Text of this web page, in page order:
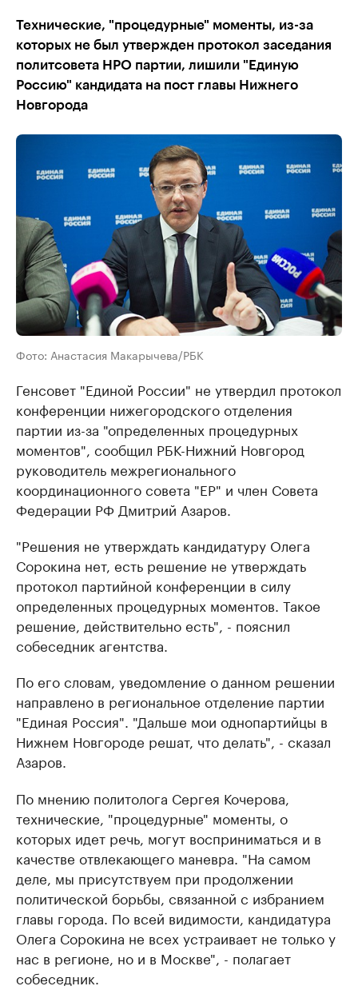
Технические, "процедурные" моменты, из-за
которых не был утвержден протокол заседания
политсовета НРО партии, лишили "Единую
Россию" кандидата на пост главы Нижнего
Новгорода
Фото: Анастасия Макарычева/РБК
Генсовет "Единой России" не утвердил протокол
конференции нижегородского отделения
партии из-за "определенных процедурных
моментов", сообщил РБК-Нижний Новгород ​
руководитель межрегионального
координационного совета "ЕР" и член Совета
Федерации РФ Дмитрий Азаров.
"Решения не утверждать кандидатуру Олега
Сорокина нет, есть решение не утверждать
протокол партийной конференции в силу
определенных процедурных моментов. Такое
решение, действительно есть", - пояснил
собеседник агентства.
По его словам, уведомление о данном решении
направлено в региональное отделение партии
"Единая Россия". "Дальше мои однопартийцы в
Нижнем Новгороде решат, что делать", - сказал
Азаров.
По мнению политолога Сергея Кочерова,
технические, "процедурные" моменты, о
которых идет речь, могут восприниматься и в
качестве отвлекающего маневра. "На самом
деле, мы присутствуем при продолжении
политической борьбы, связанной с избранием
главы города. По всей видимости, кандидатура
Олега Сорокина не всех устраивает не только у
нас в регионе, но и в Москве", - полагает
собеседник.